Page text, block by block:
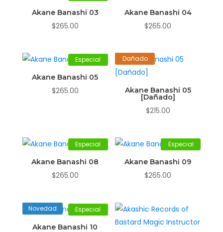
Akane Banashi 03
$265.00
Akane Banashi 04
$265.00
Especial
Akane Banashi 05
$265.00
Dañado
Akane Banashi 05
[Dañado]
$215.00
Especial
Akane Banashi 08
$265.00
Especial
Akane Banashi 09
$265.00
Especial
Novedad
Akane Banashi 10